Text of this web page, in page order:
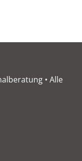
• Alle